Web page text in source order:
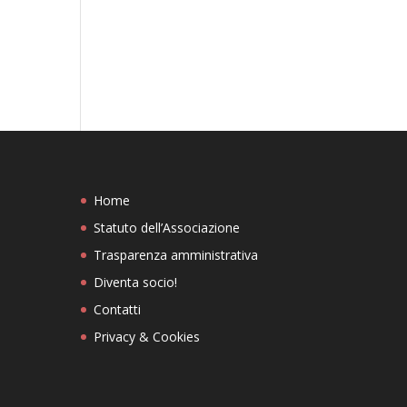
Home
Statuto dell’Associazione
Trasparenza amministrativa
Diventa socio!
Contatti
Privacy & Cookies